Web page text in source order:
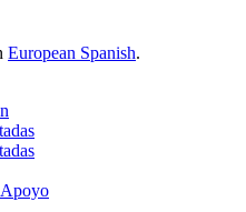
European Spanish.